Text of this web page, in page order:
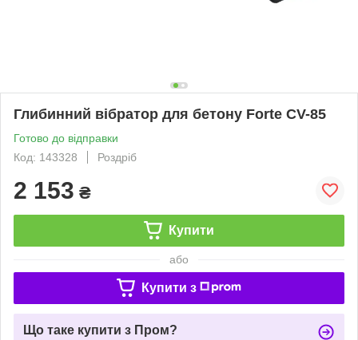
Глибинний вібратор для бетону Forte CV-85
Готово до відправки
Код: 143328
Роздріб
2 153 ₴
Купити
або
Купити з
Що таке купити з Пром?